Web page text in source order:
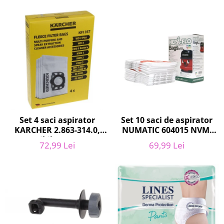
Decoratiuni
Gradinarit
Hobby-uri creative
Iluminat & Electrice
Jaluzele
Kit-uri automatizari porti si usi
Mobila dormitor
Mobila gradina & terasa
Mobila Living & Dining
Organizare si depozitare
Silicon, spume si solutii tehnice
Sisteme Incalzire
Textile si covoare
Set 4 saci aspirator
KARCHER 2.863-314.0,
compatibil cu WD, KWD,
SE
72,99 Lei
Set 10 saci de aspirator
NUMATIC 604015 NVM-
1CH, 9L
69,99 Lei